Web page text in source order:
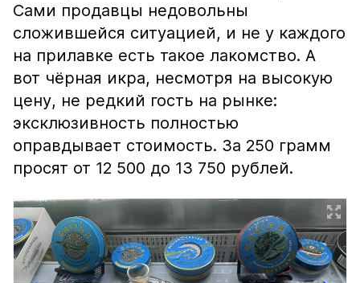
Сами продавцы недовольны
сложившейся ситуацией, и не у каждого
на прилавке есть такое лакомство. А
вот чёрная икра, несмотря на высокую
цену, не редкий гость на рынке:
эксклюзивность полностью
оправдывает стоимость. За 250 грамм
просят от 12 500 до 13 750 рублей.